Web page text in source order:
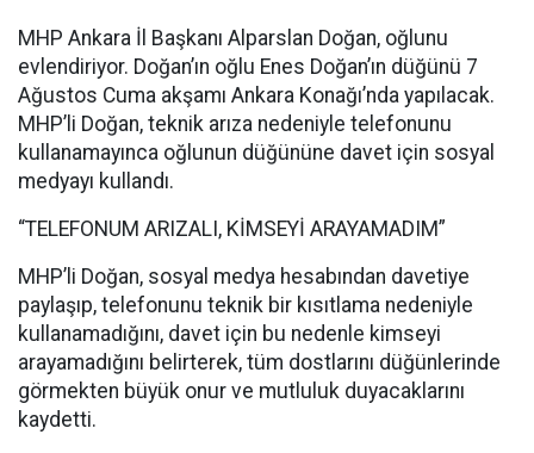
MHP Ankara İl Başkanı Alparslan Doğan, oğlunu
evlendiriyor. Doğan’ın oğlu Enes Doğan’ın düğünü 7
Ağustos Cuma akşamı Ankara Konağı’nda yapılacak.
MHP’li Doğan, teknik arıza nedeniyle telefonunu
kullanamayınca oğlunun düğününe davet için sosyal
medyayı kullandı.
“TELEFONUM ARIZALI, KİMSEYİ ARAYAMADIM”
MHP’li Doğan, sosyal medya hesabından davetiye
paylaşıp, telefonunu teknik bir kısıtlama nedeniyle
kullanamadığını, davet için bu nedenle kimseyi
arayamadığını belirterek, tüm dostlarını düğünlerinde
görmekten büyük onur ve mutluluk duyacaklarını
kaydetti.